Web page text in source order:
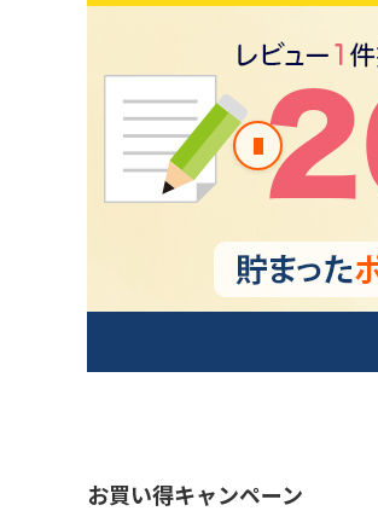
前のスライド
お買い得キャンペーン